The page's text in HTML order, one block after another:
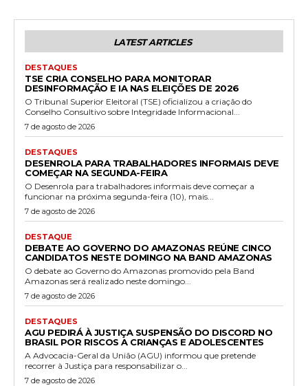
LATEST ARTICLES
DESTAQUES
TSE CRIA CONSELHO PARA MONITORAR
DESINFORMAÇÃO E IA NAS ELEIÇÕES DE 2026
O Tribunal Superior Eleitoral (TSE) oficializou a criação do
Conselho Consultivo sobre Integridade Informacional...
7 de agosto de 2026
DESTAQUES
DESENROLA PARA TRABALHADORES INFORMAIS DEVE
COMEÇAR NA SEGUNDA-FEIRA
O Desenrola para trabalhadores informais deve começar a
funcionar na próxima segunda-feira (10), mais...
7 de agosto de 2026
DESTAQUE
DEBATE AO GOVERNO DO AMAZONAS REÚNE CINCO
CANDIDATOS NESTE DOMINGO NA BAND AMAZONAS
O debate ao Governo do Amazonas promovido pela Band
Amazonas será realizado neste domingo...
7 de agosto de 2026
DESTAQUES
AGU PEDIRÁ À JUSTIÇA SUSPENSÃO DO DISCORD NO
BRASIL POR RISCOS A CRIANÇAS E ADOLESCENTES
A Advocacia-Geral da União (AGU) informou que pretende
recorrer à Justiça para responsabilizar o...
7 de agosto de 2026